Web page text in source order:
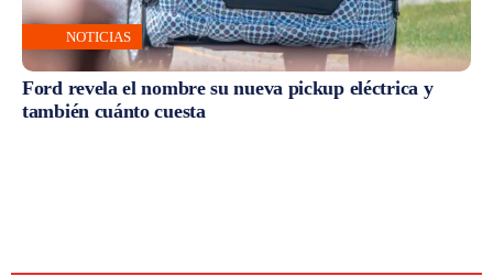
NOTICIAS
Ford revela el nombre su nueva pickup eléctrica y
también cuánto cuesta